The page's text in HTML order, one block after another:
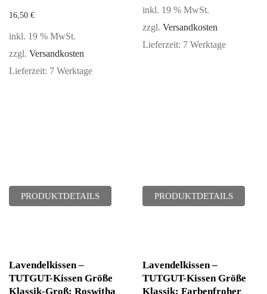
16,50 €
inkl. 19 % MwSt.
zzgl. Versandkosten
Lieferzeit: 7 Werktage
PRODUKTDETAILS
inkl. 19 % MwSt.
zzgl. Versandkosten
Lieferzeit: 7 Werktage
PRODUKTDETAILS
Lavendelkissen –
TUTGUT-Kissen Größe
Klassik-Groß: Roswitha
Lavendelkissen –
TUTGUT-Kissen Größe
Klassik: Farbenfroher